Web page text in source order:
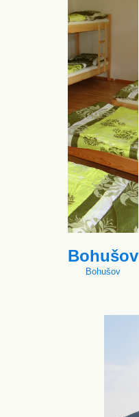
Bohušov
Bohušov